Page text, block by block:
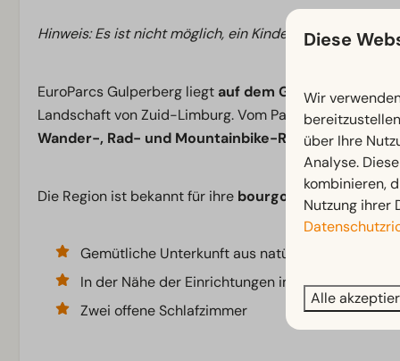
Hinweis: Es ist nicht möglich, ein Kinder- oder
EuroParcs Gulperberg liegt auf dem Gulperbergund
Landschaft von Zuid-Limburg. Vom Park aus starten
Wander-, Rad- und Mountainbike-Routen.
Die Region ist bekannt für ihre bourgondische
Gemütliche Unterkunft aus natürlichen
In der Nähe der Einrichtungen im Zentrum
Zwei offene Schlafzimmer
Diese
Wir
über Ihre
Analyse.
kombinieren,
Nutzung ihrer
Alle